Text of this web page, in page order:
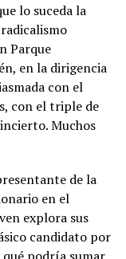
lo suceda la
Parque
en la dirigencia
con el
con el triple de
Muchos
de la
en el
explora sus
candidato por